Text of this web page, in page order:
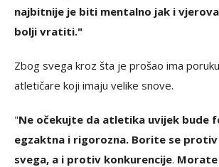
najbitnije je biti mentalno jak i
bolji vratiti."
Zbog svega kroz šta je prošao ima
atletičare koji imaju velike snove.
"Ne očekujte da atletika uvijek bude
egzaktna i rigorozna. Borite se
svega, a i protiv konkurencije.